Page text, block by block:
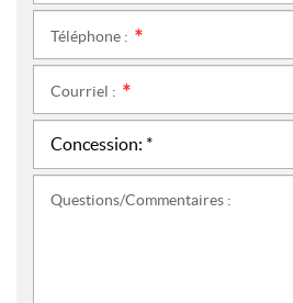
Téléphone :
Courriel :
Questions/Commentaires :